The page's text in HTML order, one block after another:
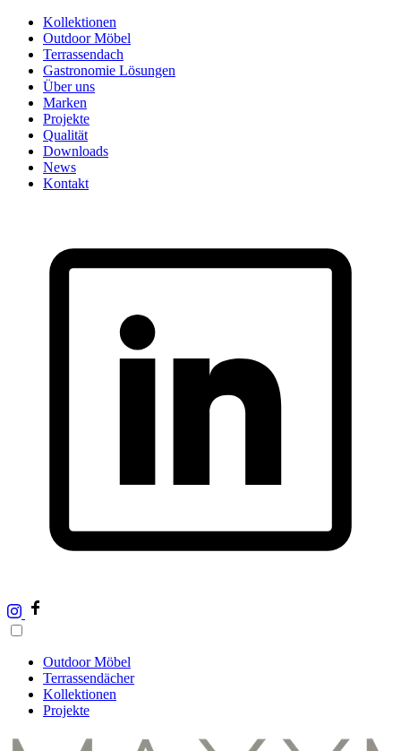
Skip
content
Kollektionen
Outdoor Möbel
Terrassendach
Gastronomie Lösungen
Über uns
Marken
Projekte
Qualität
Downloads
News
Kontakt
Outdoor Möbel
Terrassendächer
Kollektionen
Projekte